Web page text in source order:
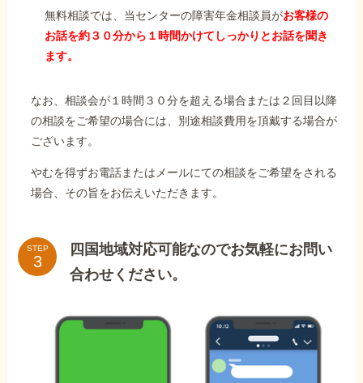
無料相談では、当センターの障害年金相談員がお客様の
お話を約３０分から１時間かけてしっかりとお話を聞き
ます。
なお、相談会が１時間３０分を超える場合または２回目以降
の相談をご希望の場合には、別途相談費用を頂戴する場合が
ございます。
やむを得ずお電話またはメールにての相談をご希望をされる
場合、その旨をお伝えいただきます。
STEP
四国地域対応可能なのでお気軽にお問い
合わせください。